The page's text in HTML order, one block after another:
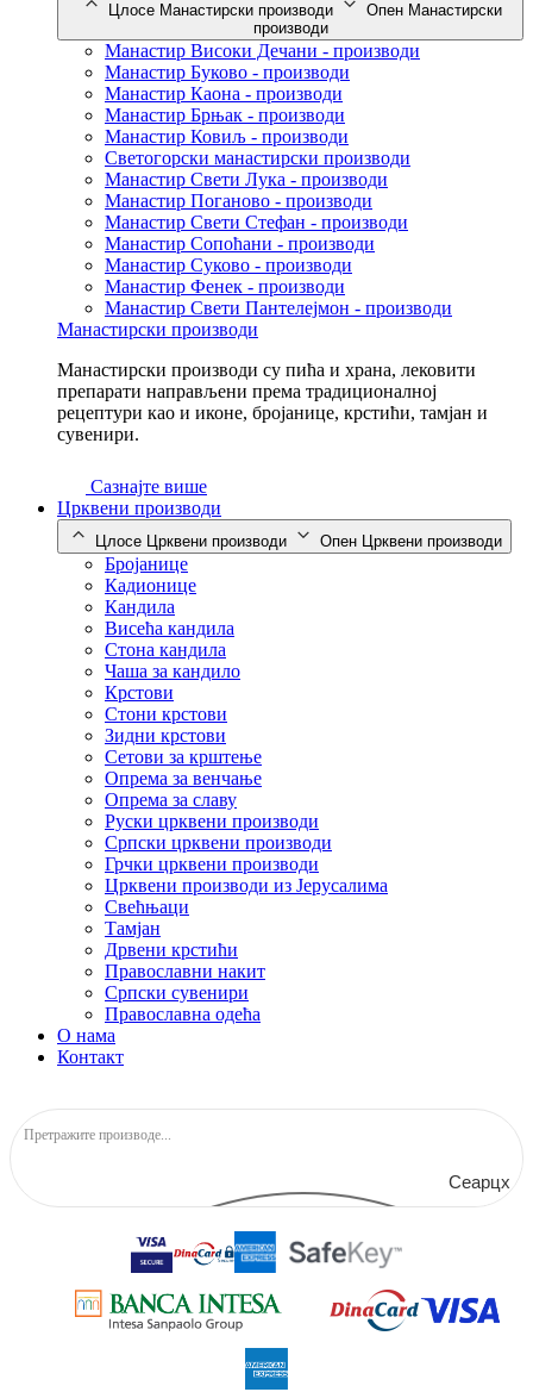
Цлосе Манастирски производи
Опен Манастирски
производи
Манастир Високи Дечани - производи
Манастир Буково - производи
Манастир Каона - производи
Манастир Брњак - производи
Манастир Ковиљ - производи
Светогорски манастирски производи
Манастир Свети Лука - производи
Манастир Поганово - производи
Манастир Свети Стефан - производи
Манастир Сопоћани - производи
Манастир Суково - производи
Манастир Фенек - производи
Манастир Свети Пантелејмон - производи
Манастирски производи
Манастирски производи су пића и храна, лековити
препарати направљени према традиционалној
рецептури као и иконе, бројанице, крстићи, тамјан и
сувенири.
Сазнајте више
Црквени производи
Цлосе Црквени производи Опен Црквени производи
Бројанице
Кадионице
Кандила
Висећа кандила
Стона кандила
Чаша за кандило
Крстови
Стони крстови
Зидни крстови
Сетови за крштење
Опрема за венчање
Опрема за славу
Руски црквени производи
Српски црквени производи
Грчки црквени производи
Црквени производи из Јерусалима
Свећњаци
Тамјан
Дрвени крстићи
Православни накит
Српски сувенири
Православна одећа
О нама
Контакт
Сеарцх